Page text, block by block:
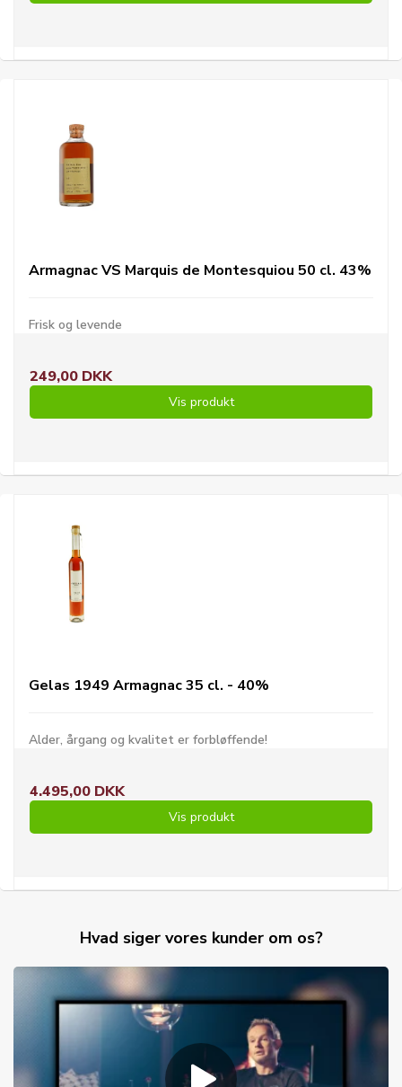
Armagnac VS Marquis de Montesquiou 50 cl. 43%
Frisk og levende
249,00 DKK
Vis produkt
Gelas 1949 Armagnac 35 cl. - 40%
Alder, årgang og kvalitet er forbløffende!
4.495,00 DKK
Vis produkt
Hvad siger vores kunder om os?